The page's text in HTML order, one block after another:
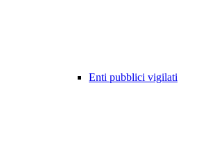
Enti pubblici vigilati